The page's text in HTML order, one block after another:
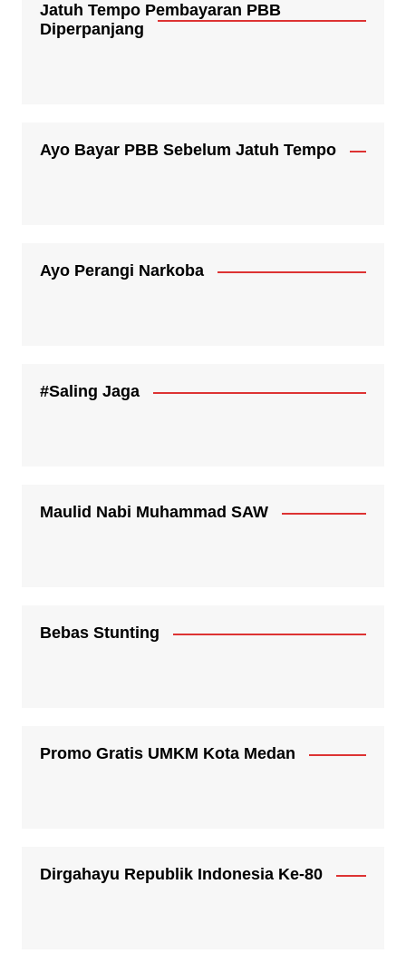
Jatuh Tempo Pembayaran PBB
Diperpanjang
Ayo Bayar PBB Sebelum Jatuh Tempo
Ayo Perangi Narkoba
#Saling Jaga
Maulid Nabi Muhammad SAW
Bebas Stunting
Promo Gratis UMKM Kota Medan
Dirgahayu Republik Indonesia Ke-80